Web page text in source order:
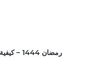
رمضان 1444 – كيفية ثبوت شهر الصوم